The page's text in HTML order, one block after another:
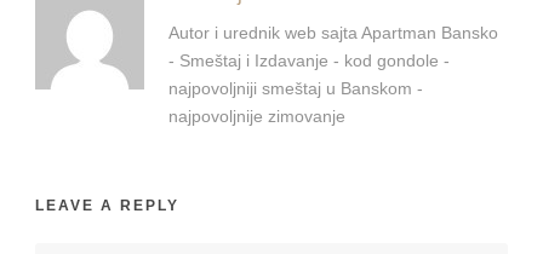
Autor i urednik web sajta Apartman Bansko
- Smeštaj i Izdavanje - kod gondole -
najpovoljniji smeštaj u Banskom -
najpovoljnije zimovanje
LEAVE A REPLY